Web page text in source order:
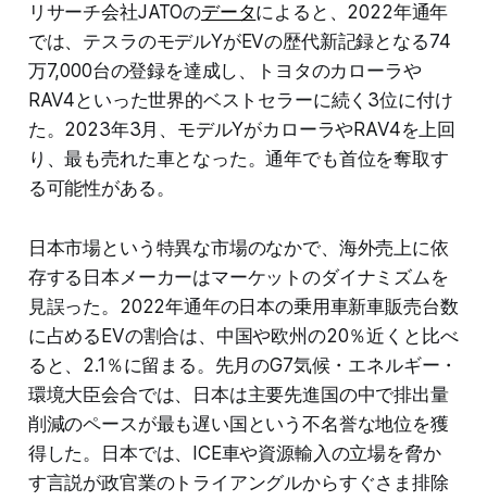
リサーチ会社JATOのデータによると、2022年通年
では、テスラのモデルYがEVの歴代新記録となる74
万7,000台の登録を達成し、トヨタのカローラや
RAV4といった世界的ベストセラーに続く3位に付け
た。2023年3月、モデルYがカローラやRAV4を上回
り、最も売れた車となった。通年でも首位を奪取す
る可能性がある。
日本市場という特異な市場のなかで、海外売上に依
存する日本メーカーはマーケットのダイナミズムを
見誤った。2022年通年の日本の乗用車新車販売台数
に占めるEVの割合は、中国や欧州の20％近くと比べ
ると、2.1％に留まる。先月のG7気候・エネルギー・
環境大臣会合では、日本は主要先進国の中で排出量
削減のペースが最も遅い国という不名誉な地位を獲
得した。日本では、ICE車や資源輸入の立場を脅か
す言説が政官業のトライアングルからすぐさま排除